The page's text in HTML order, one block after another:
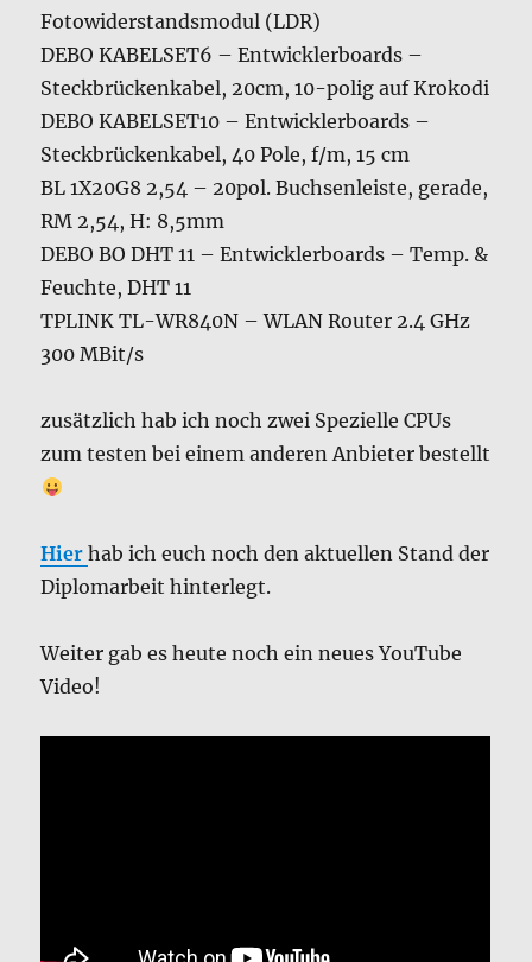
Fotowiderstandsmodul (LDR)
DEBO KABELSET6 – Entwicklerboards –
Steckbrückenkabel, 20cm, 10-polig auf Krokodi
DEBO KABELSET10 – Entwicklerboards –
Steckbrückenkabel, 40 Pole, f/m, 15 cm
BL 1X20G8 2,54 – 20pol. Buchsenleiste, gerade,
RM 2,54, H: 8,5mm
DEBO BO DHT 11 – Entwicklerboards – Temp. &
Feuchte, DHT 11
TPLINK TL-WR840N – WLAN Router 2.4 GHz
300 MBit/s
zusätzlich hab ich noch zwei Spezielle CPUs
zum testen bei einem anderen Anbieter bestellt
Hierhab ich euch noch den aktuellen Stand der
Diplomarbeit hinterlegt.
Weiter gab es heute noch ein neues YouTube
Video!